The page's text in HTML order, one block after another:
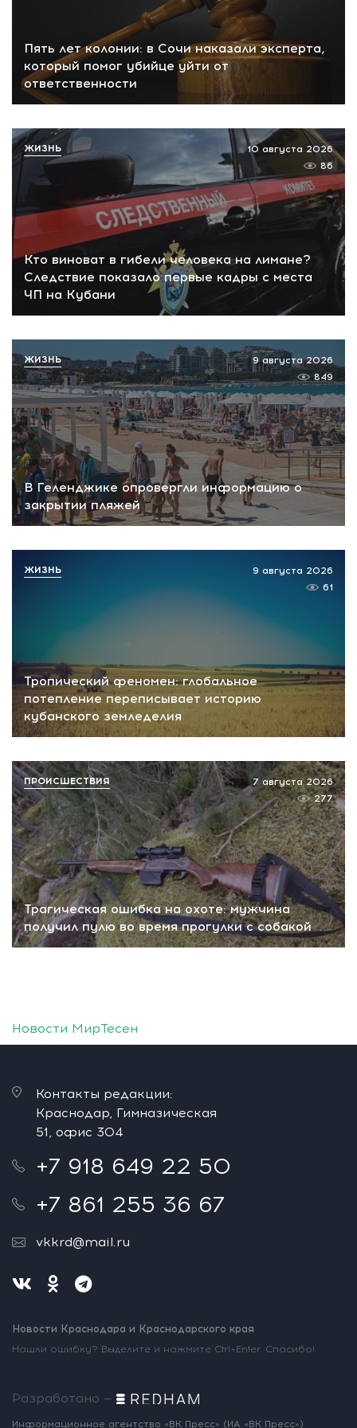
Пять лет колонии: в Сочи наказали эксперта,
который помог убийце уйти от
ответственности
Кто виноват в гибели человека на лимане?
Следствие показало первые кадры с места
ЧП на Кубани
10 августа 2026
86
ЖИЗНЬ
В Геленджике опровергли информацию о
закрытии пляжей
9 августа 2026
849
ЖИЗНЬ
Тропический феномен: глобальное
потепление переписывает историю
кубанского земледелия
9 августа 2026
61
ЖИЗНЬ
Трагическая ошибка на охоте: мужчина
получил пулю во время прогулки с собакой
7 августа 2026
277
ПРОИСШЕСТВИЯ
Новости МирТесен
Контакты редакции:
Краснодар, Гимназическая
51, офис 304
+7 918 649 22 50
+7 861 255 36 67
vkkrd@mail.ru
Новости Краснодара и Краснодарского края
Нашли ошибку? Выделите и нажмите Ctrl+Enter. Спасибо!
Разработано —
Информационное агентство «ВК Пресс» (ИА «ВК Пресс»)